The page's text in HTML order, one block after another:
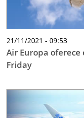
21/11/2021 - 09:53
Air Europa oferece
Friday